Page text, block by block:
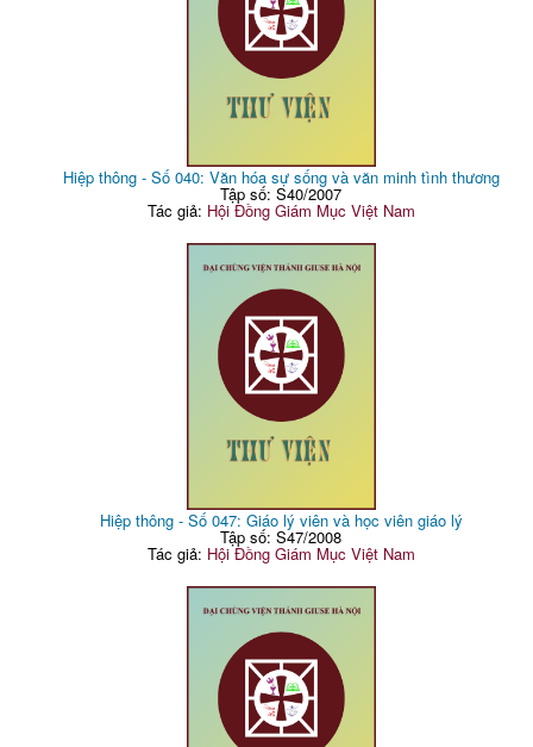
Hiệp thông - Số 040: Văn hóa sự sống và văn minh tình thương
Tập số: S40/2007
Tác giả: Hội Đồng Giám Mục Việt Nam
Hiệp thông - Số 047: Giáo lý viên và học viên giáo lý
Tập số: S47/2008
Tác giả: Hội Đồng Giám Mục Việt Nam